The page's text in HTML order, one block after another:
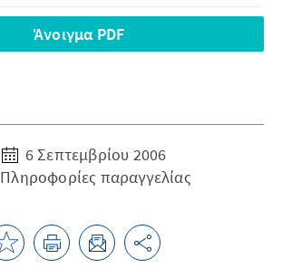
Άνοιγμα PDF
6 Σεπτεμβρίου 2006
Πληροφορίες παραγγελίας